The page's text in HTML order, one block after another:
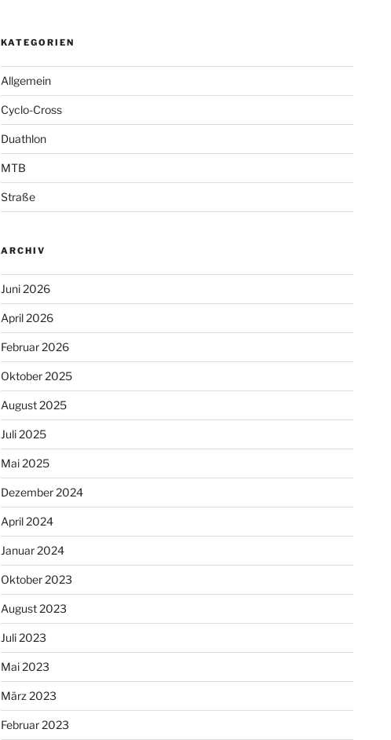
KATEGORIEN
Allgemein
Cyclo-Cross
Duathlon
MTB
Straße
ARCHIV
Juni 2026
April 2026
Februar 2026
Oktober 2025
August 2025
Juli 2025
Mai 2025
Dezember 2024
April 2024
Januar 2024
Oktober 2023
August 2023
Juli 2023
Mai 2023
März 2023
Februar 2023